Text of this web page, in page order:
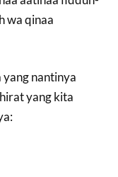
wa qinaa
nantinya
yang kita